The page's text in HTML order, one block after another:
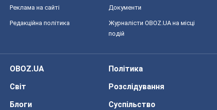
Реклама на сайті Документи
Редакційна політика
Журналісти OBOZ.UA на місці
подій
OBOZ.UA
Політика
Світ
Розслідування
Блоги
Суспільство